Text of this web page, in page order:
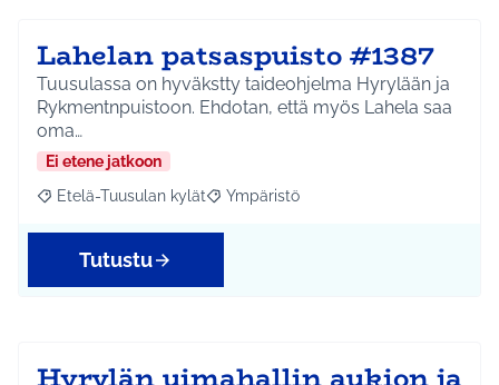
Lahelan patsaspuisto #1387
Tuusulassa on hyväkstty taideohjelma Hyrylään ja
Rykmentnpuistoon. Ehdotan, että myös Lahela saa
oma…
Ei etene jatkoon
Rajaa tulokset aihepiirin mukaan: Etelä-Tuusulan kylät
Etelä-Tuusulan kylät Rajaa tulokset teeman mukaan:
Ympäristö
Tutustu